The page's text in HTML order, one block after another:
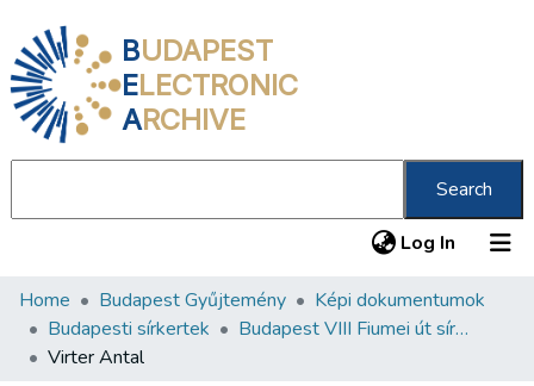
BUDAPEST
ELECTRONIC
ARCHIVE
Search
Log In (current)
Communities & Collections
All of DSpace
Home Budapest Gyűjtemény
Képi dokumentumok
Budapesti sírkertek
Budapest VIII Fiumei út sírkert 1. rész
Virter Antal